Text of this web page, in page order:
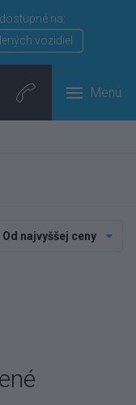
na:
vozidiel
Menu
Od najvyššej ceny